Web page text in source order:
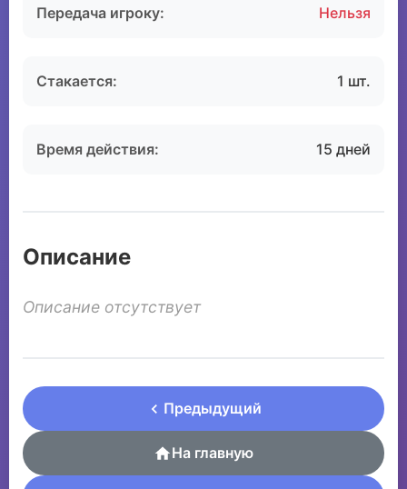
Передача игроку: Нельзя
Стакается: 1 шт.
Время действия: 15 дней
Описание
Описание отсутствует
Предыдущий
На главную